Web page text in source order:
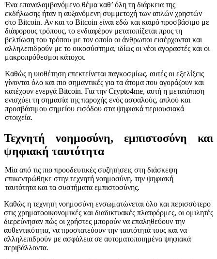
Ένα επαναλαμβανόμενο θέμα καθ’ όλη τη διάρκεια της
εκδήλωσης ήταν η αυξανόμενη συμμετοχή των απλών χρηστών
στο Bitcoin. Αν και το Bitcoin είναι εδώ και καιρό προσβάσιμο με
διάφορους τρόπους, το ενδιαφέρον μετατοπίζεται προς τη
βελτίωση του τρόπου με τον οποίο οι άνθρωποι εισέρχονται και
αλληλεπιδρούν με το οικοσύστημα, ιδίως οι νέοι αγοραστές και οι
μακροπρόθεσμοι κάτοχοι.
Καθώς η υιοθέτηση επεκτείνεται παγκοσμίως, αυτές οι εξελίξεις
γίνονται όλο και πιο σημαντικές για τα άτομα που αγοράζουν και
κατέχουν ενεργά Bitcoin. Για την Crypto4me, αυτή η μετατόπιση
ενισχύει τη σημασία της παροχής ενός ασφαλούς, απλού και
προσβάσιμου σημείου εισόδου στα ψηφιακά περιουσιακά
στοιχεία.
Τεχνητή νοημοσύνη, εμπιστοσύνη και
ψηφιακή ταυτότητα
Μία από τις πιο προοδευτικές συζητήσεις στη διάσκεψη
επικεντρώθηκε στην τεχνητή νοημοσύνη, την ψηφιακή
ταυτότητα και τα συστήματα εμπιστοσύνης.
Καθώς η τεχνητή νοημοσύνη ενσωματώνεται όλο και περισσότερο
στις χρηματοοικονομικές και διαδικτυακές πλατφόρμες, οι ομιλητές
διερεύνησαν πώς οι χρήστες μπορούν να επαληθεύουν την
αυθεντικότητα, να προστατεύουν την ταυτότητά τους και να
αλληλεπιδρούν με ασφάλεια σε αυτοματοποιημένα ψηφιακά
περιβάλλοντα.